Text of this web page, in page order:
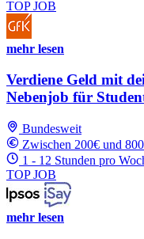
TOP JOB
mehr lesen
Verdiene Geld mit
Nebenjob für
Bundesweit
Zwischen 200€ und
1 - 12 Stunden pro
TOP JOB
mehr lesen